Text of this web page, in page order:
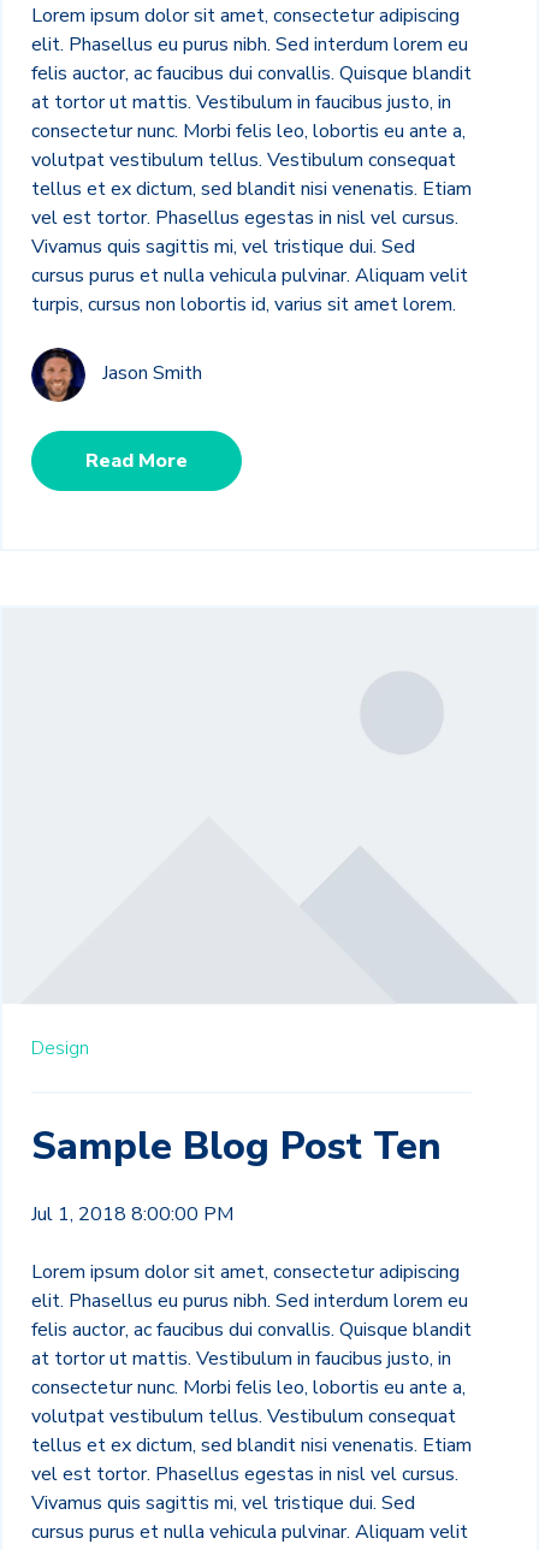
Lorem ipsum dolor sit amet, consectetur adipiscing
elit. Phasellus eu purus nibh. Sed interdum lorem eu
felis auctor, ac faucibus dui convallis. Quisque blandit
at tortor ut mattis. Vestibulum in faucibus justo, in
consectetur nunc. Morbi felis leo, lobortis eu ante a,
volutpat vestibulum tellus. Vestibulum consequat
tellus et ex dictum, sed blandit nisi venenatis. Etiam
vel est tortor. Phasellus egestas in nisl vel cursus.
Vivamus quis sagittis mi, vel tristique dui. Sed
cursus purus et nulla vehicula pulvinar. Aliquam velit
turpis, cursus non lobortis id, varius sit amet lorem.
Jason Smith
Read More
Design
Sample Blog Post Ten
Jul 1, 2018 8:00:00 PM
Lorem ipsum dolor sit amet, consectetur adipiscing
elit. Phasellus eu purus nibh. Sed interdum lorem eu
felis auctor, ac faucibus dui convallis. Quisque blandit
at tortor ut mattis. Vestibulum in faucibus justo, in
consectetur nunc. Morbi felis leo, lobortis eu ante a,
volutpat vestibulum tellus. Vestibulum consequat
tellus et ex dictum, sed blandit nisi venenatis. Etiam
vel est tortor. Phasellus egestas in nisl vel cursus.
Vivamus quis sagittis mi, vel tristique dui. Sed
cursus purus et nulla vehicula pulvinar. Aliquam velit